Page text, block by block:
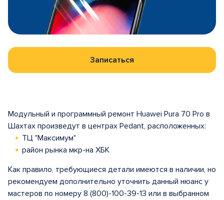
Записаться
Модульный и программный ремонт Huawei Pura 70 Pro в
Шахтах произведут в центрах Pedant, расположенных:
ТЦ "Максимум"
район рынка мкр-на ХБК
Как правило, требующиеся детали имеются в наличии, но
рекомендуем дополнительно уточнить данный нюанс у
мастеров по номеру 8 (800)-100-39-13 или в выбранном